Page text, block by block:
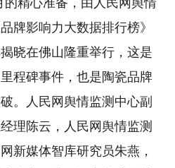
精心准备，由人民网舆情
牌影响力大数据排行榜》
晓在佛山隆重举行，这是
程碑事件，也是陶瓷品牌
。人民网舆情监测中心副
理陈云，人民网舆情监测
新媒体智库研究员朱燕，